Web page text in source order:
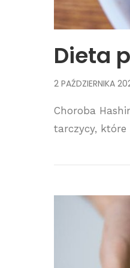
Dieta
2 PAŹDZIERNIKA
Choroba
tarczycy, które